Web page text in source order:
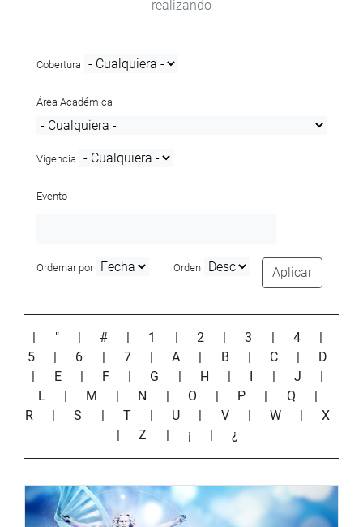
realizando
Cobertura
Área Académica
Vigencia
Evento
Ordernar por Orden Aplicar
| " | # | 1 | 2 |3 | 4
|
5
| 6 | 7 |A | B | C | D
| E | F | G | H | I | J
|
L
| M | N | O | P | Q
|
R
|S | T | U | V |W |X
|Z | ¡ |¿